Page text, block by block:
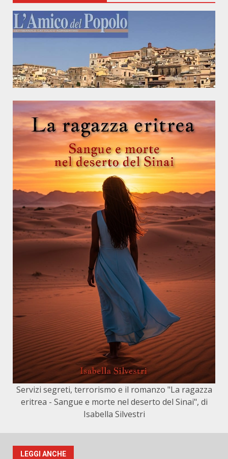
Servizi segreti, terrorismo e il romanzo "La ragazza
eritrea - Sangue e morte nel deserto del Sinai", di
Isabella Silvestri
LEGGI ANCHE